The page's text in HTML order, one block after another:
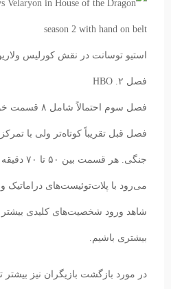
فصل ۲. HBO
فصل سوم
فصل قبل تقریباً کوتاه‌تر ولی با
جنگی. هر
می‌رود با پلات‌توئیست‌های دراماتیک
شاهد ورود شخصیت‌های کلیدی
بیشتری باشیم.
در مورد بازگشت بازیگران نیز